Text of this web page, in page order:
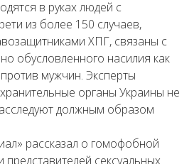
в руках людей с
из более 150 случаев,
ХПГ, связаны с
обусловленного насилия как
мужчин. Эксперты
органы Украины не
должным образом
рассказал о гомофобной
сексуальных